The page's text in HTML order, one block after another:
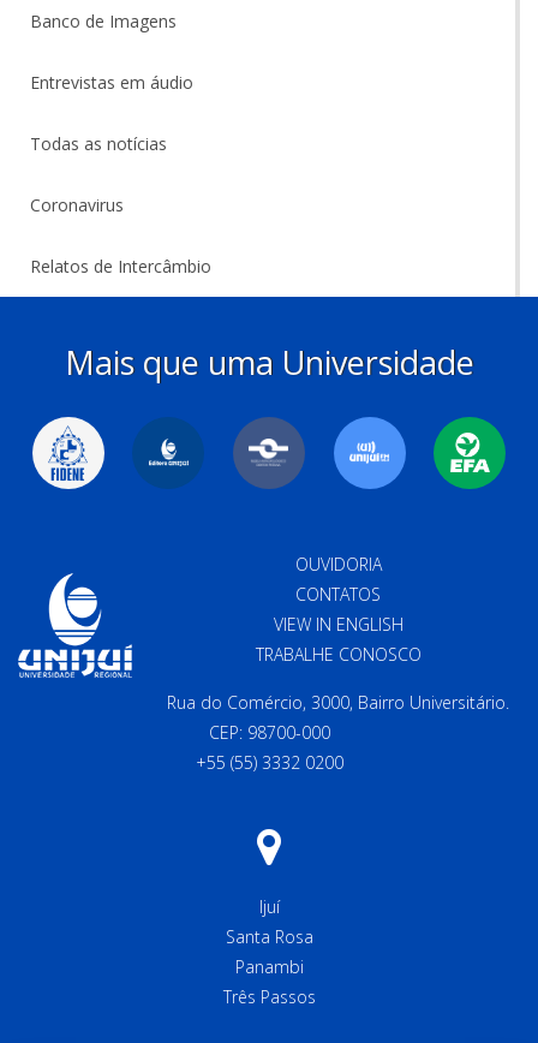
Banco de Imagens
Entrevistas em áudio
Todas as notícias
Coronavirus
Relatos de Intercâmbio
Mais que uma Universidade
OUVIDORIA
CONTATOS
VIEW IN ENGLISH
TRABALHE CONOSCO
Rua do Comércio, 3000, Bairro Universitário.
CEP: 98700-000
+55 (55) 3332 0200
Ijuí
Santa Rosa
Panambi
Três Passos